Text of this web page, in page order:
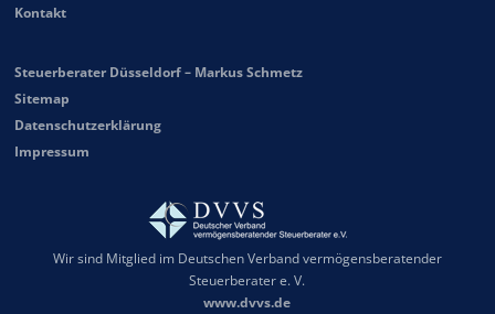
Kontakt
Steuerberater Düsseldorf – Markus Schmetz
Sitemap
Datenschutzerklärung
Impressum
Wir sind Mitglied im Deutschen Verband vermögensberatender
Steuerberater e. V.
www.dvvs.de